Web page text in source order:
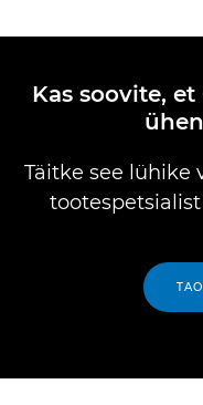
Kas soovite,
Täitke see lühike